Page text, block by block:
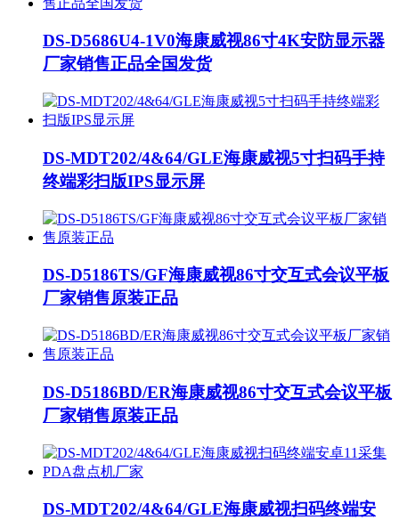
DS-D5686U4-1V0海康威视86寸4K安防显示器
厂家销售正品全国发货
DS-MDT202/4&64/GLE海康威视5寸扫码手持
终端彩扫版IPS显示屏
DS-D5186TS/GF海康威视86寸交互式会议平板
厂家销售原装正品
DS-D5186BD/ER海康威视86寸交互式会议平板
厂家销售原装正品
DS-MDT202/4&64/GLE海康威视扫码终端安